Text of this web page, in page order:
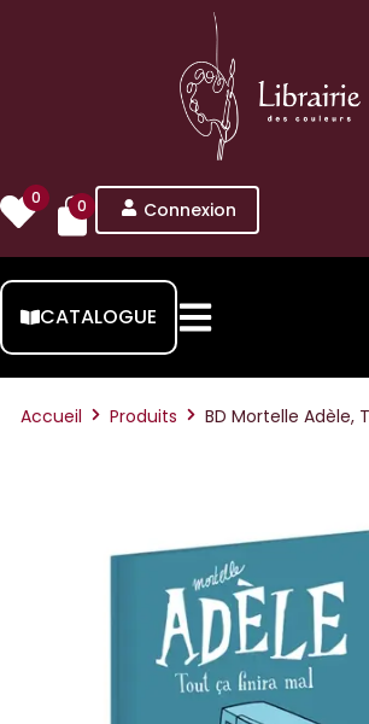
0 0 Connexion
CATALOGUE
Accueil Produits BD Mortelle Adèle,